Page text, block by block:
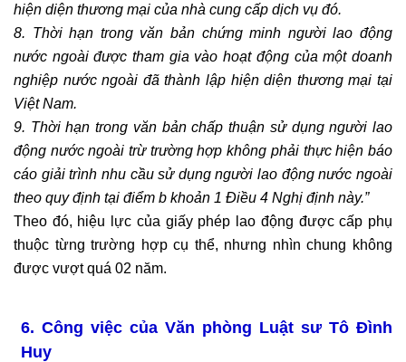
hiện diện thương mại của nhà cung cấp dịch vụ đó.
8. Thời hạn trong văn bản chứng minh người lao động
nước ngoài được tham gia vào hoạt động của một doanh
nghiệp nước ngoài đã thành lập hiện diện thương mại tại
Việt Nam.
9. Thời hạn trong văn bản chấp thuận sử dụng người lao
động nước ngoài trừ trường hợp không phải thực hiện báo
cáo giải trình nhu cầu sử dụng người lao động nước ngoài
theo quy định tại điểm b khoản 1 Điều 4 Nghị định này.”
Theo đó, hiệu lực của giấy phép lao động được cấp phụ
thuộc từng trường hợp cụ thể, nhưng nhìn chung không
được vượt quá 02 năm.
6. Công việc của Văn phòng Luật sư Tô Đình
Huy